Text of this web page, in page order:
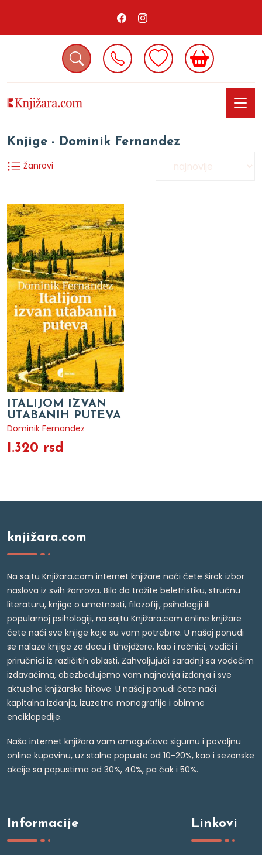
Knjige - Dominik Fernandez
Žanrovi
ITALIJOM IZVAN
UTABANIH PUTEVA
Dominik Fernandez
1.320 rsd
knjižara.com
Na sajtu Knjižara.com internet knjižare naći ćete širok izbor
naslova iz svih žanrova. Bilo da tražite beletristiku, stručnu
literaturu, knjige o umetnosti, filozofiji, psihologiji ili
popularnoj psihologiji, na sajtu Knjižara.com online knjižare
ćete naći sve knjige koje su vam potrebne. U našoj ponudi
se nalaze knjige za decu i tinejdžere, kao i rečnici, vodiči i
priručnici iz različitih oblasti. Zahvaljujući saradnji sa vodećim
izdavačima, obezbeđujemo vam najnovija izdanja i sve
aktuelne knjižarske hitove. U našoj ponudi ćete naći
kapitalna izdanja, izuzetne monografije i obimne
enciklopedije.
Naša internet knjižara vam omogućava sigurnu i povoljnu
online kupovinu, uz stalne popuste od 10-20%, kao i sezonske
akcije sa popustima od 30%, 40%, pa čak i 50%.
Informacije Linkovi